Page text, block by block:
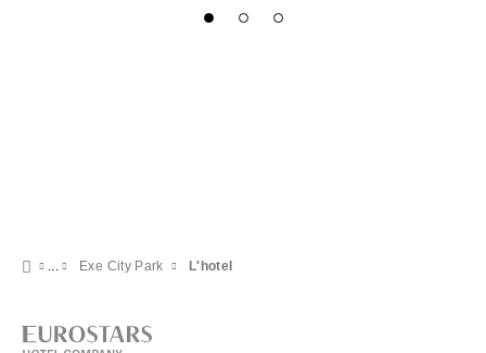
Exe City Park L'hotel